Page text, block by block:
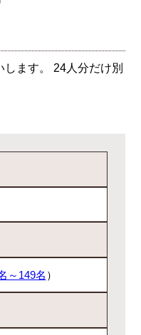
ます。 24人分だけ別
～149名 ）